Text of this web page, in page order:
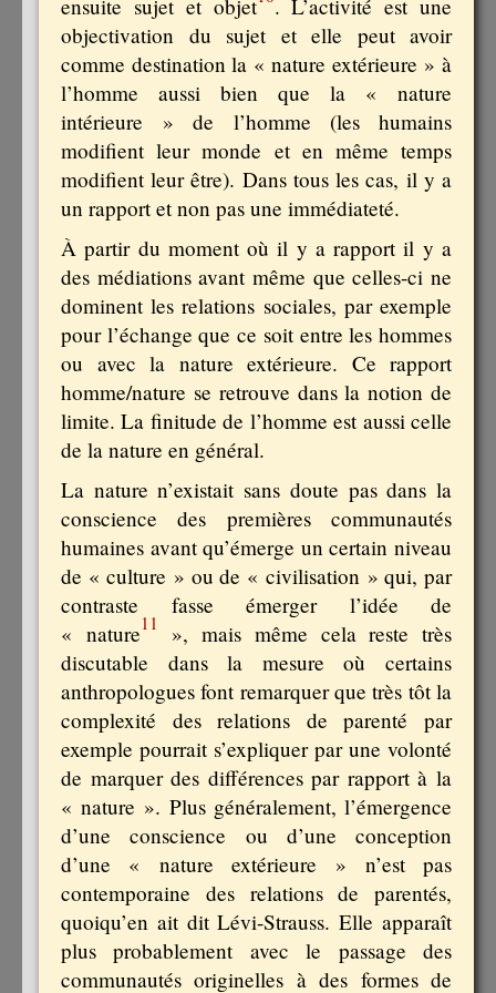
ensuite sujet et objet
. L’activité est une
objectivation du sujet et elle peut avoir
comme destination la « nature extérieure » à
l’homme aussi bien que la « nature
intérieure » de l’homme (les humains
modifient leur monde et en même temps
modifient leur être). Dans tous les cas, il y a
un rapport et non pas une immédiateté.
À partir du moment où il y a rapport il y a
des médiations avant même que celles-ci ne
dominent les relations sociales, par exemple
pour l’échange que ce soit entre les hommes
ou avec la nature extérieure. Ce rapport
homme/nature se retrouve dans la notion de
limite. La finitude de l’homme est aussi celle
de la nature en général.
La nature n’existait sans doute pas dans la
conscience des premières communautés
humaines avant qu’émerge un certain niveau
de « culture » ou de « civilisation » qui, par
contraste fasse émerger l’idée de
« nature11
», mais même cela reste très
discutable dans la mesure où certains
anthropologues font remarquer que très tôt la
complexité des relations de parenté par
exemple pourrait s’expliquer par une volonté
de marquer des différences par rapport à la
« nature ». Plus généralement, l’émergence
d’une conscience ou d’une conception
d’une « nature extérieure » n’est pas
contemporaine des relations de parentés,
quoiqu’en ait dit Lévi-Strauss. Elle apparaît
plus probablement avec le passage des
communautés originelles à des formes de